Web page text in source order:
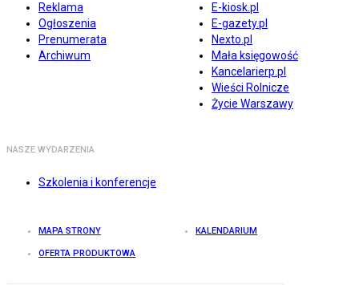
Reklama
Ogłoszenia
Prenumerata
Archiwum
E-kiosk.pl
E-gazety.pl
Nexto.pl
Mała księgowość
Kancelarierp.pl
Wieści Rolnicze
Życie Warszawy
NASZE WYDARZENIA
Szkolenia i konferencje
MAPA STRONY KALENDARIUM
OFERTA PRODUKTOWA